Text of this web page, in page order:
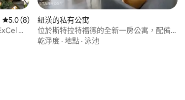
從 8 則評價中獲得 5.0 的平均評分（滿分 5 分）
5.0 (8)
，
紐漢的私有公寓
位於斯特拉特福德的全新一房公寓，配備
健身房/泳池
乾淨度 · 地點 · 泳池